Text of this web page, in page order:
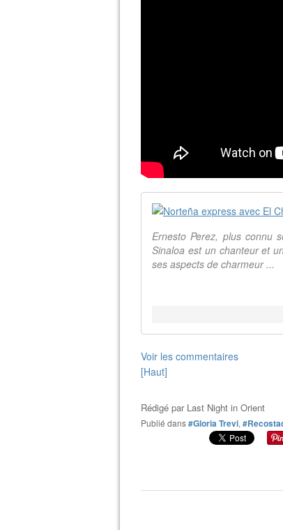
Ernesto Perez, plus connu
Sinaloa est un chanteur et
ses aspects de charmeur ...
Voir les commentaires
[Haut]
Rédigé par Last Night in Orient
Publié dans#Gloria Trevi,